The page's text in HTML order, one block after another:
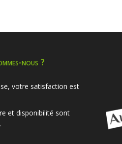
nous ?
votre satisfaction est
et disponibilité sont